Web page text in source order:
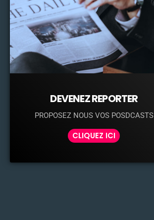
DEVENEZ REPORTER
PROPOSEZ NOUS VOS POSDCASTS
CLIQUEZ ICI